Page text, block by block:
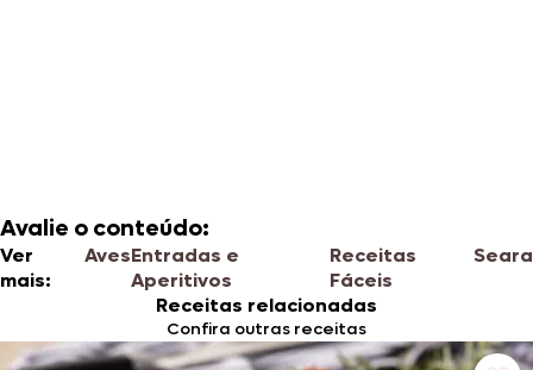
Avalie o conteúdo:
Ver
mais:
AvesEntradas e
Aperitivos
Receitas
Fáceis
Seara
Receitas relacionadas
Confira outras receitas